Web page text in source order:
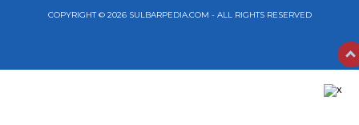
COPYRIGHT © 2026 SULBARPEDIA.COM - ALL RIGHTS RESERVED